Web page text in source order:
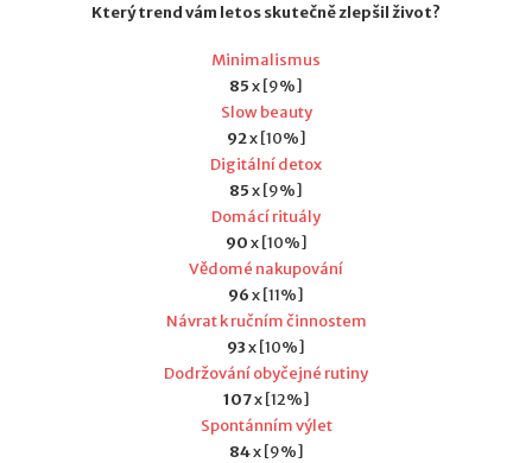
Který trend vám letos skutečně zlepšil život?
Minimalismus
85x [9%]
Slow beauty
92x [10%]
Digitální detox
85x [9%]
Domácí rituály
90x [10%]
Vědomé nakupování
96x [11%]
Návrat k ručním činnostem
93x [10%]
Dodržování obyčejné rutiny
107x [12%]
Spontánním výlet
84x [9%]